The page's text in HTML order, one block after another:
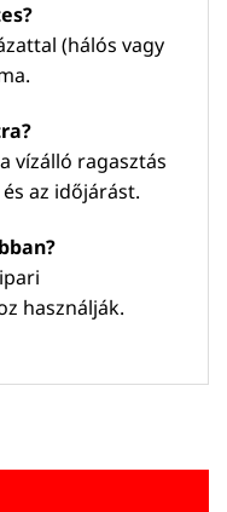
(hálós vagy
vízálló ragasztás
az időjárást.
használják.